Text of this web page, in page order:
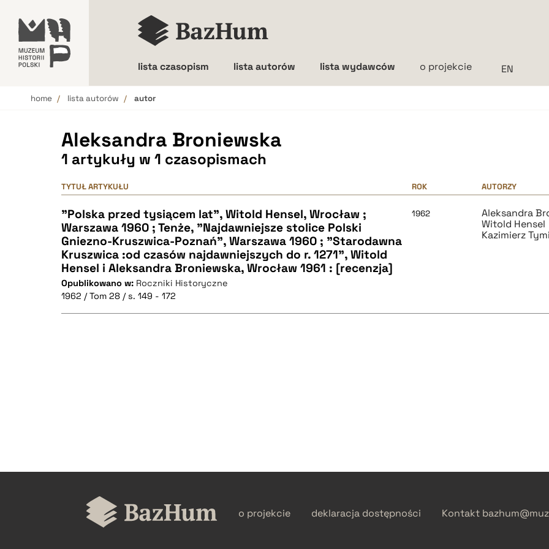
lista czasopism lista autorów lista wydawców o projekcie
home lista autorów autor
Aleksandra Broniewska
1 artykuły w 1 czasopismach
TYTUŁ ARTYKUŁU ROK AUTORZY
"Polska przed tysiącem lat", Witold Hensel, Wrocław ;
Warszawa 1960 ; Tenże, "Najdawniejsze stolice Polski
Gniezno-Kruszwica-Poznań", Warszawa 1960 ; "Starodawna
Kruszwica :od czasów najdawniejszych do r. 1271", Witold
Hensel i Aleksandra Broniewska, Wrocław 1961 : [recenzja]
Opublikowano w: Roczniki Historyczne
1962 / Tom 28 / s. 149 - 172
1962
Aleksandra
Witold Hensel
Kazimierz
o projekcie deklaracja dostępności Kontakt